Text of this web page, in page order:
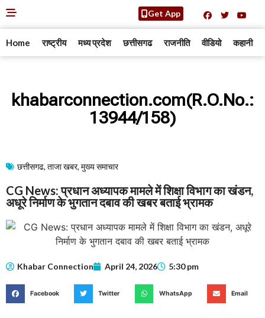
Get App
Home राष्ट्रीय मध्य प्रदेश छत्तीसगढ राजनीति वीडियो कहानी
khabarconnection.com(R.O.No.:
13944/158)
छत्तीसगढ, ताजा खबर, मुख्य समाचार​
CG News: प्रधान अध्यापक मामले में शिक्षा विभाग का खंडन,
अधूरे निर्माण के भुगतान दबाव की खबर बताई भ्रामक
Khabar Connection April 24, 2026 5:30 pm
Facebook Twitter WhatsApp Email